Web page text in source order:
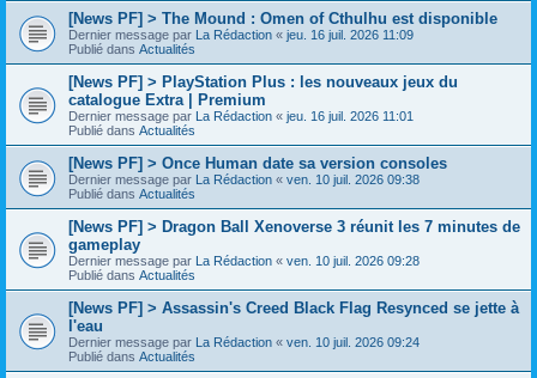
[News PF] > The Mound : Omen of Cthulhu est disponible
Dernier message par La Rédaction « jeu. 16 juil. 2026 11:09
Publié dans Actualités
[News PF] > PlayStation Plus : les nouveaux jeux du
catalogue Extra | Premium
Dernier message par La Rédaction « jeu. 16 juil. 2026 11:01
Publié dans Actualités
[News PF] > Once Human date sa version consoles
Dernier message par La Rédaction « ven. 10 juil. 2026 09:38
Publié dans Actualités
[News PF] > Dragon Ball Xenoverse 3 réunit les 7 minutes de
gameplay
Dernier message par La Rédaction « ven. 10 juil. 2026 09:28
Publié dans Actualités
[News PF] > Assassin's Creed Black Flag Resynced se jette à
l'eau
Dernier message par La Rédaction « ven. 10 juil. 2026 09:24
Publié dans Actualités